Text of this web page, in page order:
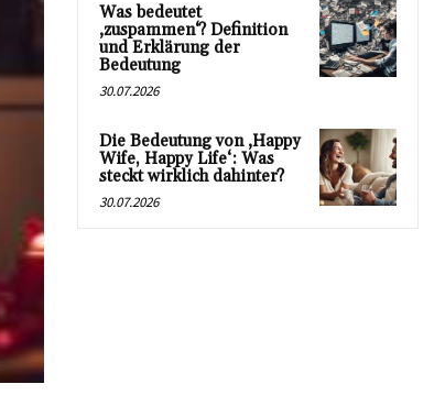
Was bedeutet
‚zuspammen‘? Definition
und Erklärung der
Bedeutung
30.07.2026
Die Bedeutung von ‚Happy
Wife, Happy Life‘: Was
steckt wirklich dahinter?
30.07.2026